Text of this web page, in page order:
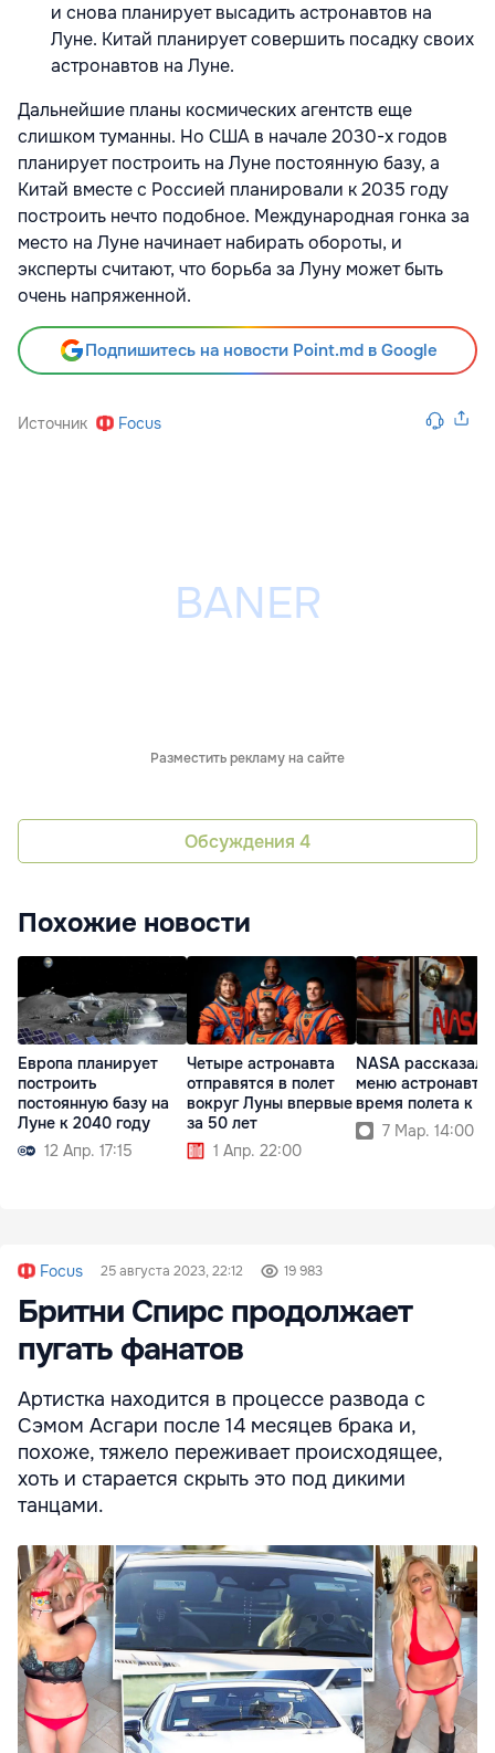
и снова планирует высадить астронавтов на
Луне. Китай планирует совершить посадку своих
астронавтов на Луне.
Дальнейшие планы космических агентств еще
слишком туманны. Но США в начале 2030-х годов
планирует построить на Луне постоянную базу, а
Китай вместе с Россией планировали к 2035 году
построить нечто подобное. Международная гонка за
место на Луне начинает набирать обороты, и
эксперты считают, что борьба за Луну может быть
очень напряженной.
Подпишитесь на новости Point.md в Google
Источник Focus
Разместить рекламу на сайте
Обсуждения 4
Похожие новости
Европа планирует
построить
постоянную базу на
Луне к 2040 году
12 Апр. 17:15
Четыре астронавта
отправятся в полет
вокруг Луны впервые
за 50 лет
1 Апр. 22:00
NASA
меню
время полета к
7 Мар. 14:00
Focus 25 августа 2023, 22:12 19 983
Бритни Спирс продолжает
пугать фанатов
Артистка находится в процессе развода с
Сэмом Асгари после 14 месяцев брака и,
похоже, тяжело переживает происходящее,
хоть и старается скрыть это под дикими
танцами.